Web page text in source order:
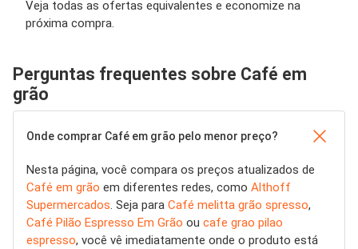
Veja todas as ofertas equivalentes e economize na
próxima compra.
Perguntas frequentes sobre Café em
grão
Onde comprar Café em grão pelo menor preço?
Nesta página, você compara os preços atualizados de
Café em grão em diferentes redes, como Althoff
Supermercados . Seja para Café melitta grão spresso,
Café Pilão Espresso Em Grão ou cafe grao pilao
espresso, você vê imediatamente onde o produto está